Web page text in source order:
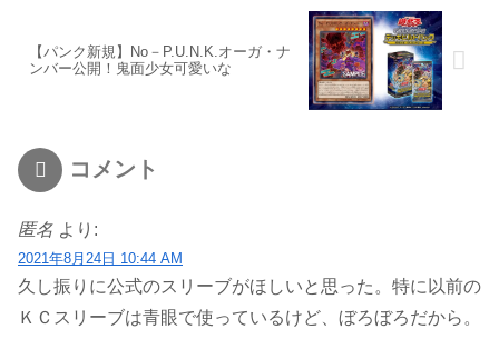
【パンク新規】No－P.U.N.K.オーガ・ナ
ンバー公開！鬼面少女可愛いな
コメント
匿名 より:
2021年8月24日 10:44 AM
久し振りに公式のスリーブがほしいと思った。特に以前の
ＫＣスリーブは青眼で使っているけど、ぼろぼろだから。